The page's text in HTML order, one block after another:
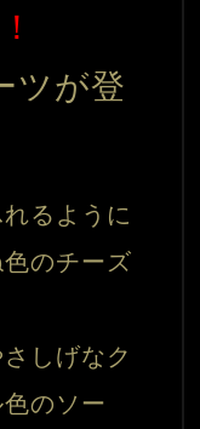
ツが登
るように
のチーズ
しげなク
のソー